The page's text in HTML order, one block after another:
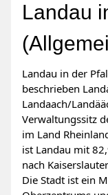
Landau
Landau in der
beschrieben
Landaach/
Verwaltungssitz
im Land
ist Landau mit
nach
Die Stadt ist ein